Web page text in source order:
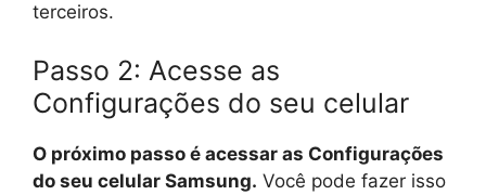
terceiros.
Passo 2: Acesse as
Configurações do seu celular
O próximo passo é acessar as Configurações
do seu celular Samsung. Você pode fazer isso